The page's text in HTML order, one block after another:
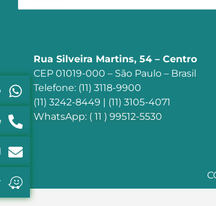
Rua Silveira Martins, 54 – Centro
CEP 01019-000 – São Paulo – Brasil
Telefone: (11) 3118-9900
(11) 3242-8449 | (11) 3105-4071
WhatsApp: ( 11 ) 99512-5530